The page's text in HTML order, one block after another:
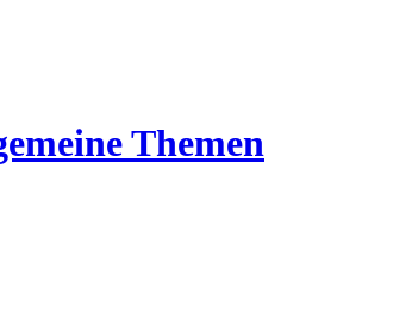
Themen